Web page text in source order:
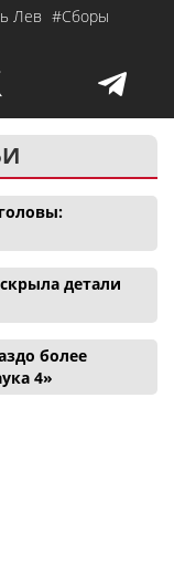
Лев #Сборы
детали
более
4»